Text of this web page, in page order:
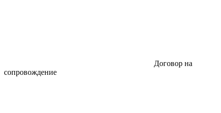
Договор на
сопровождение